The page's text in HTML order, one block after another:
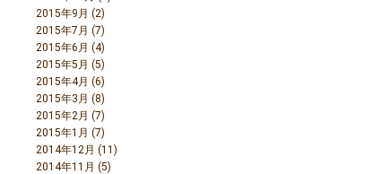
2015年9月 (2)
2015年7月 (7)
2015年6月 (4)
2015年5月 (5)
2015年4月 (6)
2015年3月 (8)
2015年2月 (7)
2015年1月 (7)
2014年12月 (11)
2014年11月 (5)